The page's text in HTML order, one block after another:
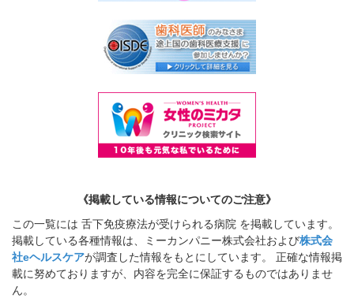
《掲載している情報についてのご注意》
この一覧には 舌下免疫療法が受けられる病院 を掲載しています。
掲載している各種情報は、ミーカンパニー株式会社および株式会
社eヘルスケアが調査した情報をもとにしています。 正確な情報掲
載に努めておりますが、内容を完全に保証するものではありませ
ん。